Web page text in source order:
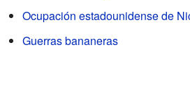
Ocupación estadounidense de
Guerras bananeras